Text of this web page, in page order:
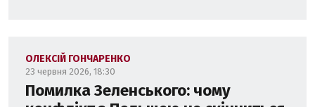
ОЛЕКСІЙ ГОНЧАРЕНКО
23 червня 2026, 18:30
Помилка Зеленського: чому